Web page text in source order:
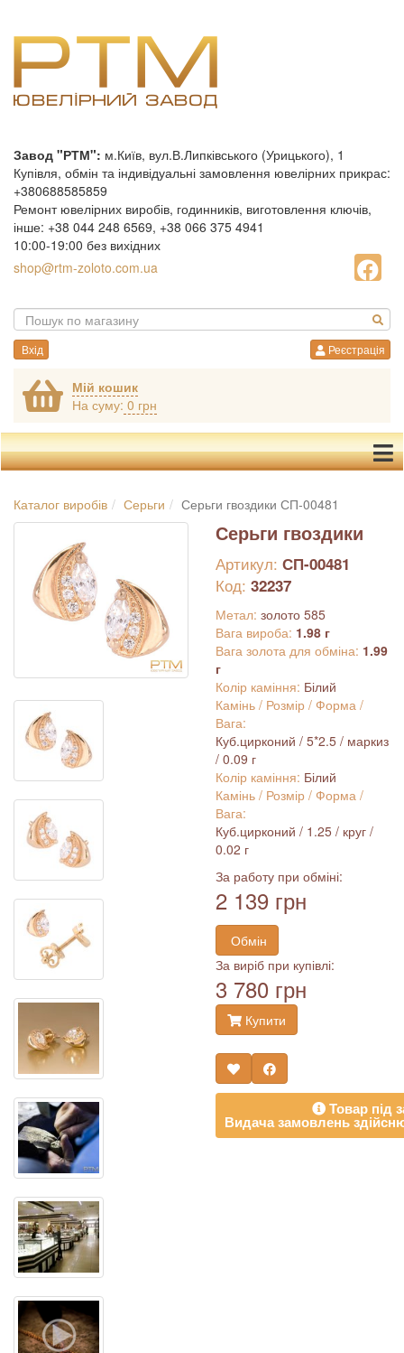
Завод "РТМ": м.Київ, вул.В.Липківського (Урицького), 1
Купівля, обмін та індивідуальні замовлення ювелірних прикрас:
+380688585859
Ремонт ювелірних виробів, годинників, виготовлення ключів,
інше: +38 044 248 6569, +38 066 375 4941
10:00-19:00 без вихідних
shop@rtm-zoloto.com.ua
Вхід Реєстрація
Мій кошик
На суму: 0 грн
Каталог виробів Серьги Серьги гвоздики СП-00481
Серьги гвоздики
Артикул: СП-00481
Код: 32237
Метал: золото 585
Вага вироба: 1.98 г
Вага золота для обміна: 1.99
г
Колір каміння: Білий
Камінь / Розмір / Форма /
Вага:
Куб.цирконий / 5*2.5 / маркиз
/ 0.09 г
Колір каміння: Білий
Камінь / Розмір / Форма /
Вага:
Куб.цирконий / 1.25 / круг /
0.02 г
За работу при обміні:
2 139 грн
Обмін
За виріб при купівлі:
3 780 грн
Купити
Товар під
Видача замовлень